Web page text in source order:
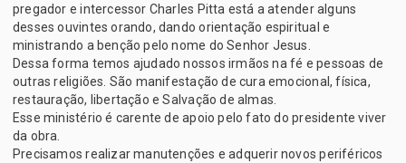
pregador e intercessor Charles Pitta está a atender alguns
desses ouvintes orando, dando orientação espiritual e
ministrando a benção pelo nome do Senhor Jesus.
Dessa forma temos ajudado nossos irmãos na fé e pessoas de
outras religiões. São manifestação de cura emocional, física,
restauração, libertação e Salvação de almas.
Esse ministério é carente de apoio pelo fato do presidente viver
da obra.
Precisamos realizar manutenções e adquerir novos periféricos